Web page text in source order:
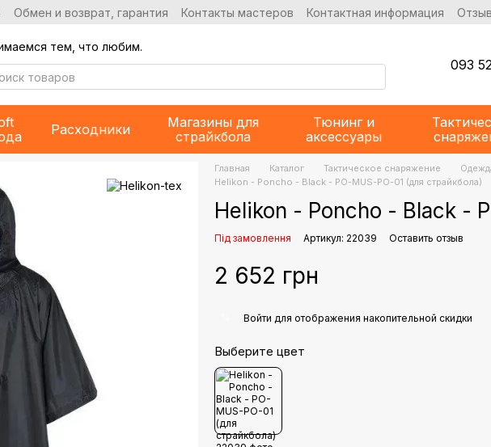
Обмен и возврат, гарантия Контакты мастеров Контактная информация
тем, что любим.
093
Расходники
Магазины для
страйкбола
Тюнинг и
аксессуары
Главная Каталог Тактическое снаряжение
Helikon - Poncho - Black - PO-MUS-PO-01 (для страйкбола)
Helikon - Poncho - Black -
Під замовлення Артикул: 22039 Оставить отзыв
2 652 грн
Войти для отображения накопительной скидки
Выберите цвет